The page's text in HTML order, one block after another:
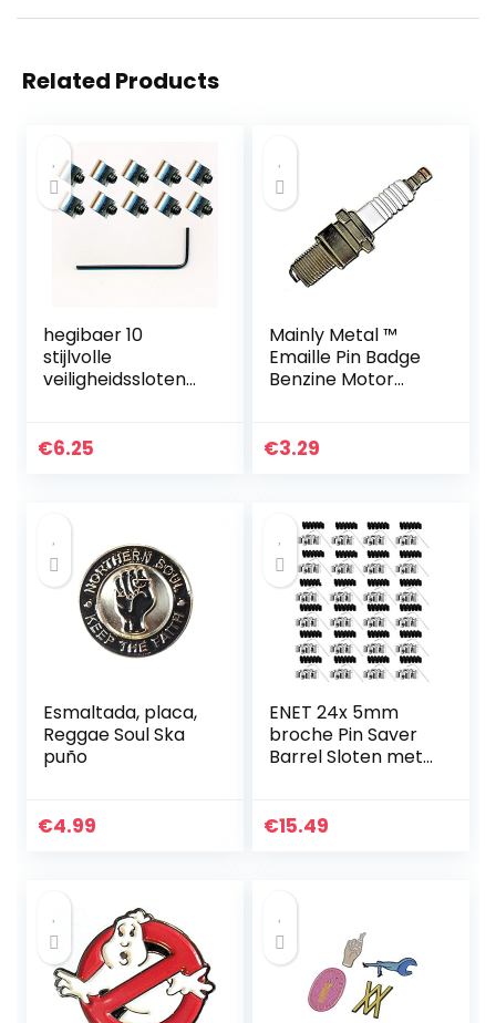
Related Products
hegibaer 10
stijlvolle
veiligheidssloten
button pin
€6.25
Mainly Metal ™
Emaille Pin Badge
Benzine Motor
(45mm) Broche
€3.29
Esmaltada, placa,
Reggae Soul Ska
puño
€4.99
ENET 24x 5mm
broche Pin Saver
Barrel Sloten met
badge
€15.49